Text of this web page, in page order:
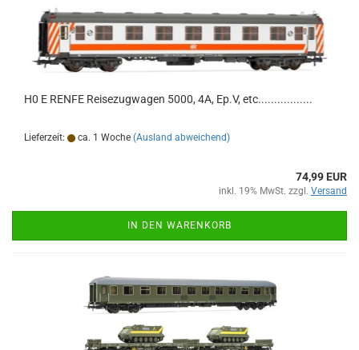
H0 E RENFE Reisezugwagen 5000, 4A, Ep.V, etc.................
Lieferzeit: ca. 1 Woche (Ausland abweichend)
74,99 EUR
inkl. 19% MwSt. zzgl. Versand
IN DEN WARENKORB